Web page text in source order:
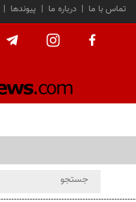
| پیوندها | درباره ما | تماس با ما